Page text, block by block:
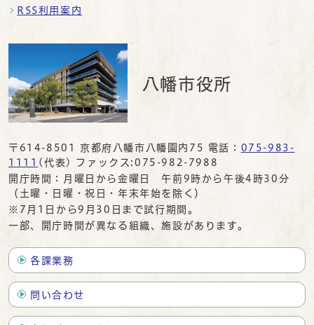
RSS利用案内
八幡市役所
〒614-8501 京都府八幡市八幡園内75 電話： 075-983-
1111 (代表) ファックス:075-982-7988
開庁時間：月曜日から金曜日 午前9時から午後4時30分
（土曜・日曜・祝日・年末年始を除く）
※7月1日から9月30日まで試行期間。
一部、開庁時間が異なる組織、施設があります。
各課業務
問い合わせ